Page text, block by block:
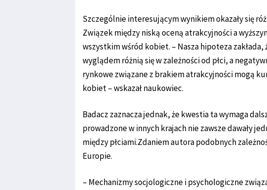
Szczególnie interesującym wynikiem okazały się
Związek między niską oceną atrakcyjności a
wszystkim wśród kobiet. – Nasza hipoteza zakłada,
wyglądem różnią się w zależności od płci, a
rynkowe związane z brakiem atrakcyjności mogą
kobiet – wskazał naukowiec.
Badacz zaznacza jednak, że kwestia ta wymaga
prowadzone w innych krajach nie zawsze dawały
między płciami.Zdaniem autora podobnych
Europie.
– Mechanizmy socjologiczne i psychologiczne